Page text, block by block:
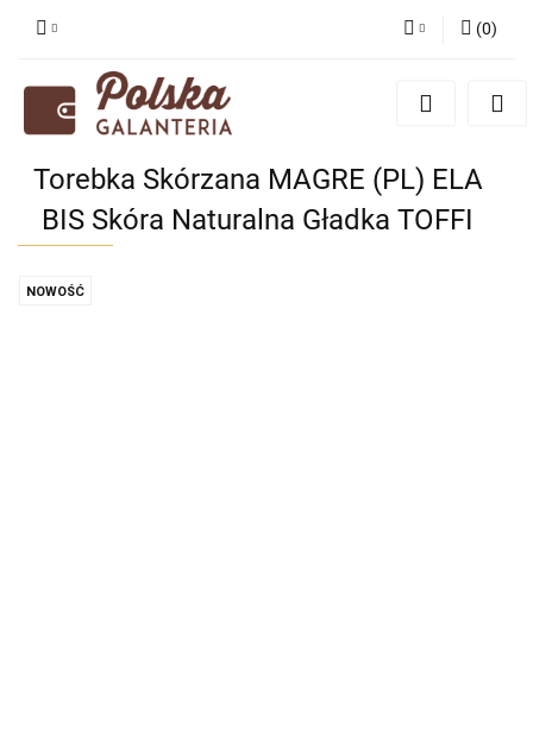
Zaloguj się
Zgody cookies
(0)
Torebka Skórzana MAGRE (PL) ELA
BIS Skóra Naturalna Gładka TOFFI
NOWOŚĆ